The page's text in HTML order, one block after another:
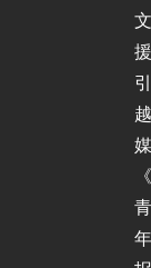
文
援
引
越
媒
《
青
年